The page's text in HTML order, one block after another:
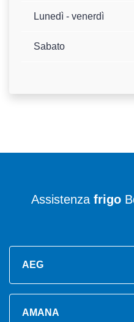
Lunedì - venerdì
Sabato
Assistenza frigo
AEG
AMANA